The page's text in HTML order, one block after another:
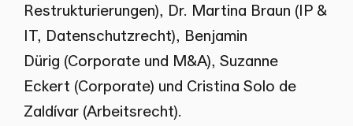
Restrukturierungen), Dr. Martina Braun (IP &
IT, Datenschutzrecht), Benjamin
Dürig (Corporate und M&A), Suzanne
Eckert (Corporate) und Cristina Solo de
Zaldívar(Arbeitsrecht).